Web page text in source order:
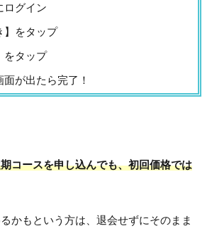
ログイン
】をタップ
をタップ
が出たら完了！
コースを申し込んでも、初回価格では
かもという方は、退会せずにそのまま